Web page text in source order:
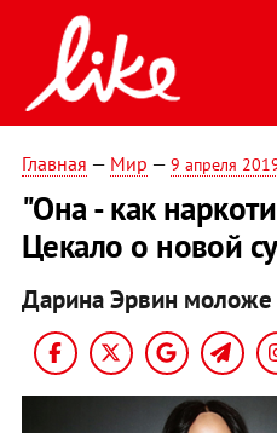
Главная — Мир — 9 апреля
"Она - как
Цекало о новой
Дарина Эрвин моложе